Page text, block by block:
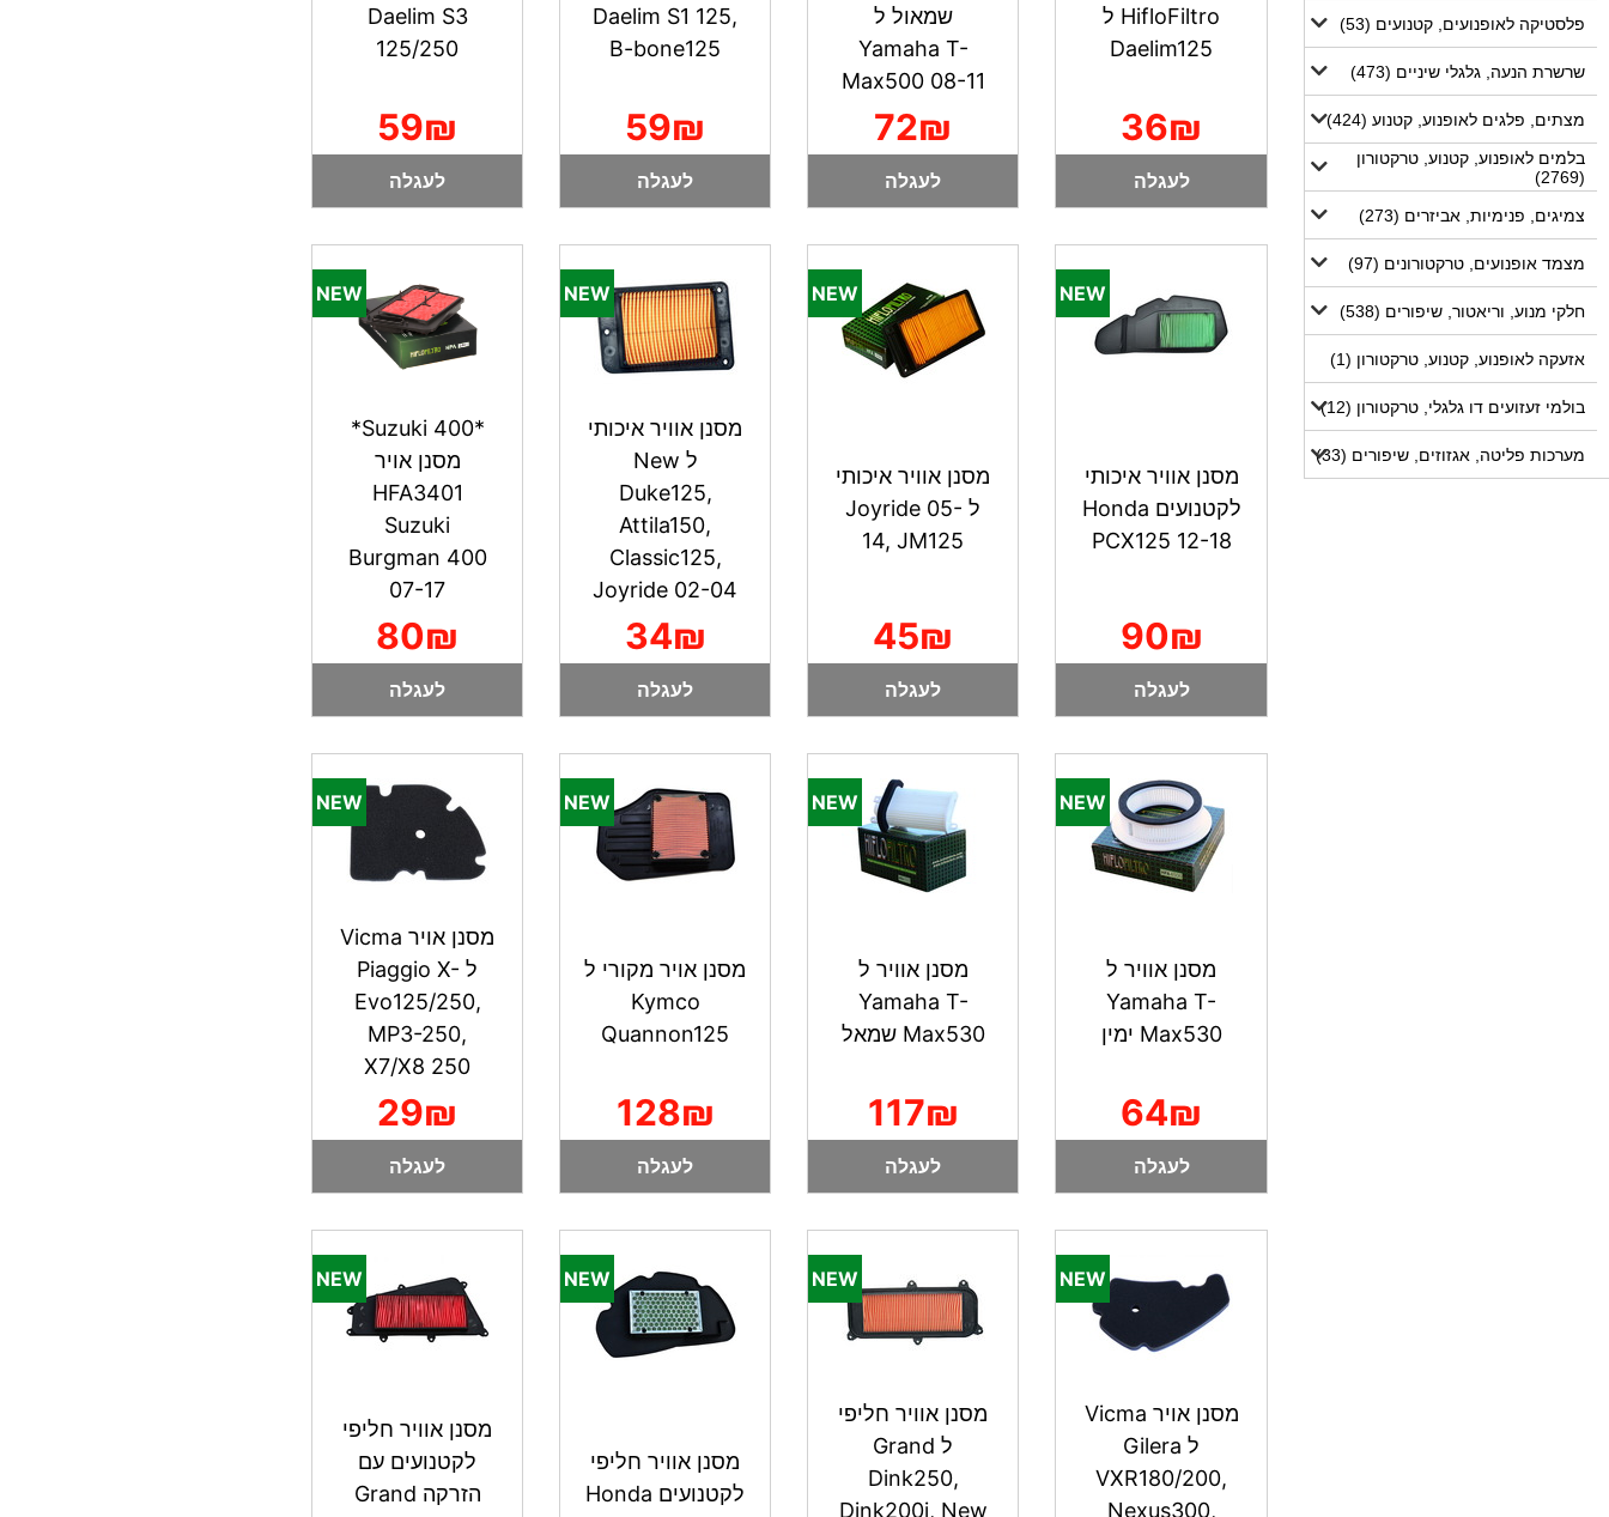
פלסטיקה לאופנועים, קטנועים (53)
שרשרת הנעה, גלגלי שיניים (473)
מצתים, פלגים לאופנוע, קטנוע (424)
בלמים לאופנוע, קטנוע, טרקטורון
(2769)
צמיגים, פנימיות, אביזרים (273)
מצמד אופנועים, טרקטורונים (97)
חלקי מנוע, וריאטור, שיפורים (538)
אזעקה לאופנוע, קטנוע, טרקטורון (1)
בולמי זעזועים דו גלגלי, טרקטורון (12)
מערכות פליטה, אגזוזים, שיפורים (33)
HifloFiltro ל
Daelim125
36₪
לעגלה
שמאול ל
Yamaha T-
Max500 08-11
72₪
לעגלה
Daelim S1 125,
B-bone125
59₪
לעגלה
Daelim S3
125/250
59₪
לעגלה
מסנן אוויר איכותי
לקטנועים Honda
PCX125 12-18
90₪
לעגלה
מסנן אוויר איכותי
ל Joyride 05-
14, JM125
45₪
לעגלה
מסנן אוויר איכותי
ל New
Duke125,
Attila150,
Classic125,
Joyride 02-04
34₪
לעגלה
*Suzuki 400*
מסנן אויר
HFA3401
Suzuki
Burgman 400
07-17
80₪
לעגלה
מסנן אוויר ל
Yamaha T-
Max530 ימין
64₪
לעגלה
מסנן אוויר ל
Yamaha T-
Max530 שמאל
117₪
לעגלה
מסנן אויר מקורי ל
Kymco
Quannon125
128₪
לעגלה
מסנן אויר Vicma
ל Piaggio X-
Evo125/250,
MP3-250,
X7/X8 250
29₪
לעגלה
מסנן אויר Vicma
ל Gilera
VXR180/200,
Nexus300,
מסנן אוויר חליפי
ל Grand
Dink250,
Dink200i, New
מסנן אוויר חליפי
לקטנועים Honda
מסנן אוויר חליפי
לקטנועים עם
הזרקה Grand